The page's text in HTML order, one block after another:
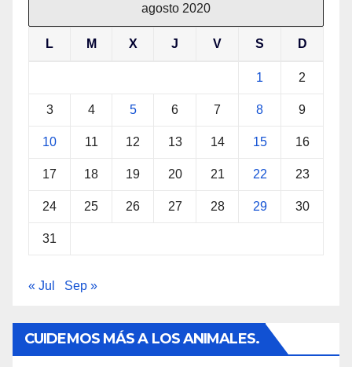
agosto 2020
L M X J V S D
1 2
3 4 5 6 7 8 9
10 11 12 13 14 15 16
17 18 19 20 21 22 23
24 25 26 27 28 29 30
31
« Jul Sep »
CUIDEMOS MÁS A LOS ANIMALES.